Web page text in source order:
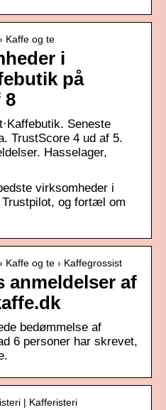
Kaffe og te
i
på
8
Seneste
TrustScore 4 ud af 5.
Hasselager,
virksomheder i
og fortæl om
Kaffe og te › Kaffegrossist
anmeldelser af
bedømmelse af
6 personer har skrevet,
| Kafferisteri